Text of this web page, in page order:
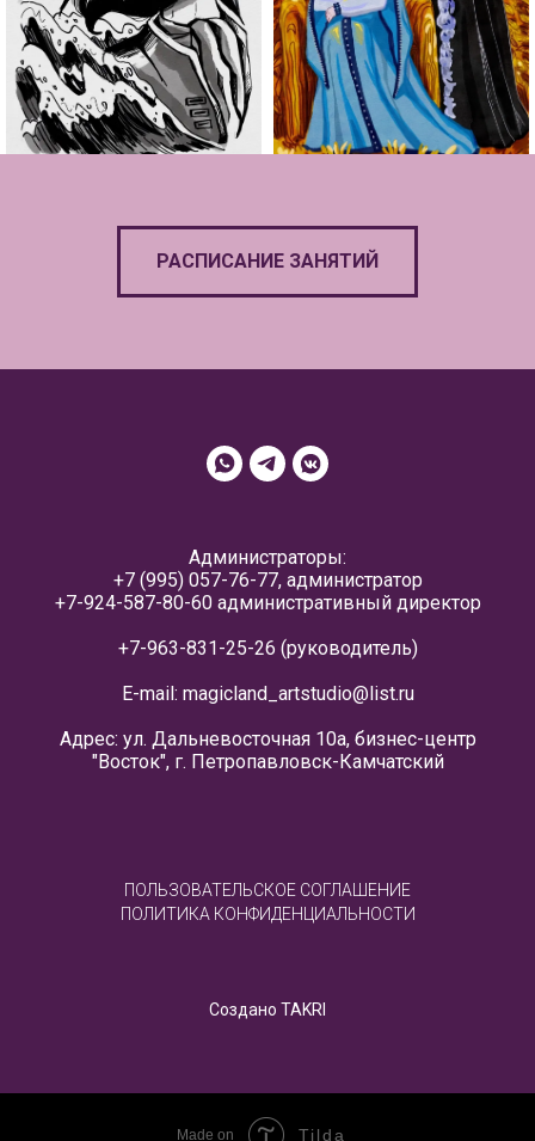
РАСПИСАНИЕ ЗАНЯТИЙ
Администраторы:
+7 (995) 057-76-77, администратор
+7-924-587-80-60административный директор
+7-963-831-25-26 (руководитель)
E-mail: magicland_artstudio@list.ru
Адрес: ул. Дальневосточная 10а, бизнес-центр
"Восток", г. Петропавловск-Камчатский
ПОЛЬЗОВАТЕЛЬСКОЕ СОГЛАШЕНИЕ
ПОЛИТИКА КОНФИДЕНЦИАЛЬНОСТИ
Создано TAKRI
Made on Tilda